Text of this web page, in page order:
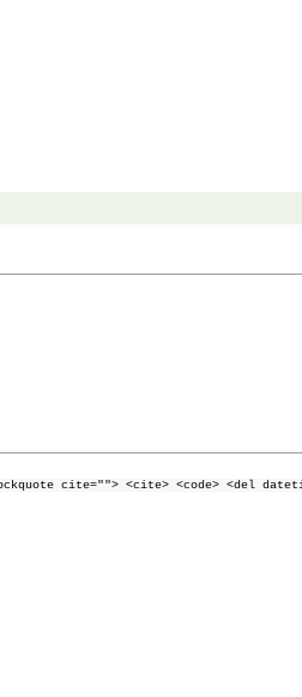
cite=""> <cite> <code> <del